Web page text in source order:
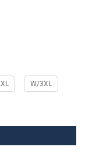
W/3XL